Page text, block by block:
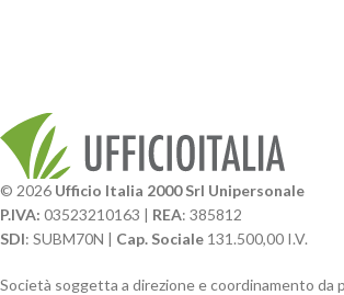
© 2026 Ufficio Italia 2000 Srl Unipersonale
P.IVA: 03523210163 | REA: 385812
SDI: SUBM70N | Cap. Sociale 131.500,00 I.V.
Società soggetta a direzione e coordinamento da